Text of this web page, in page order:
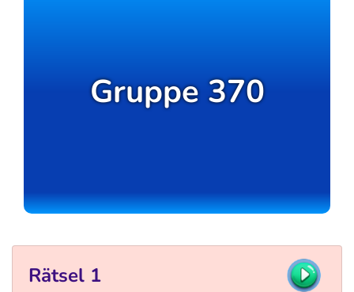
Gruppe 370
Rätsel 1